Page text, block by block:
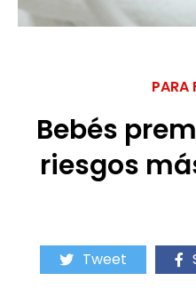
PARA
Bebés
riesgos
Tweet